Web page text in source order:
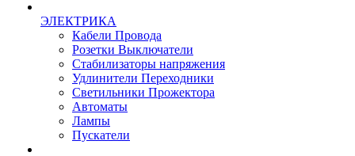
ЭЛЕКТРИКА
Кабели Провода
Розетки Выключатели
Стабилизаторы напряжения
Удлинители Переходники
Светильники Прожектора
Автоматы
Лампы
Пускатели